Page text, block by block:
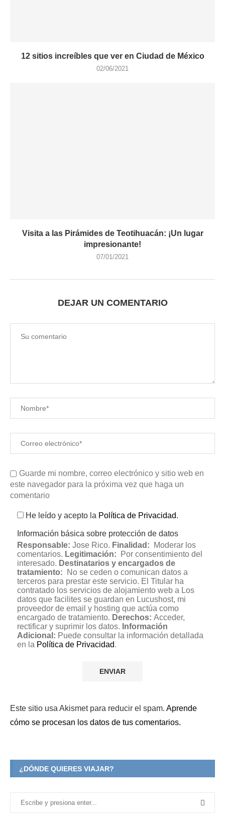
12 sitios increíbles que ver en Ciudad de México
02/06/2021
Visita a las Pirámides de Teotihuacán: ¡Un lugar
impresionante!
07/01/2021
DEJAR UN COMENTARIO
Guarde mi nombre, correo electrónico y sitio web en
este navegador para la próxima vez que haga un
comentario
He leído y acepto la Política de Privacidad.
Información básica sobre protección de datos
Responsable: Jose Rico. Finalidad: Moderar los
comentarios. Legitimación: Por consentimiento del
interesado. Destinatarios y encargados de
tratamiento: No se ceden o comunican datos a
terceros para prestar este servicio. El Titular ha
contratado los servicios de alojamiento web a Los
datos que facilites se guardan en Lucushost, mi
proveedor de email y hosting que actúa como
encargado de tratamiento. Derechos: Acceder,
rectificar y suprimir los datos. Información
Adicional: Puede consultar la información detallada
en la Política de Privacidad.
Este sitio usa Akismet para reducir el spam. Aprende
cómo se procesan los datos de tus comentarios.
¿DÓNDE QUIERES VIAJAR?